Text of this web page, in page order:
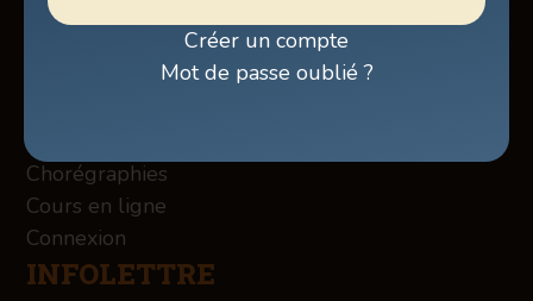
Créer un compte
Mot de passe oublié ?
Billetterie
À propos des Winslow
Contact
Chorégraphies
Cours en ligne
Connexion
INFOLETTRE